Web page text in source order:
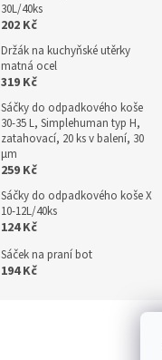
30L/40ks
202 Kč
Držák na kuchyňské utěrky
matná ocel
319 Kč
Sáčky do odpadkového koše
30-35 L, Simplehuman typ H,
zatahovací, 20 ks v balení, 30
µm
259 Kč
Sáčky do odpadkového koše X
10-12L/40ks
124 Kč
Sáček na praní bot
194 Kč